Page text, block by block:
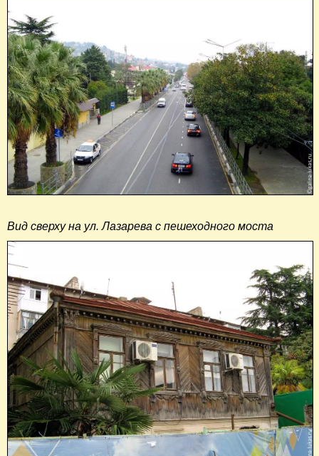
Вид сверху на ул. Лазарева с пешеходного моста